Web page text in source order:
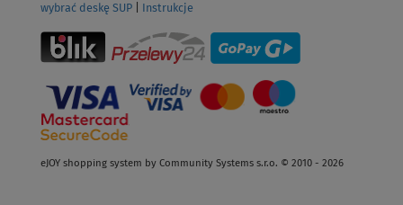
wybrać deskę SUP
Instrukcje
eJOY shopping system by Community Systems s.r.o. © 2010 - 2026